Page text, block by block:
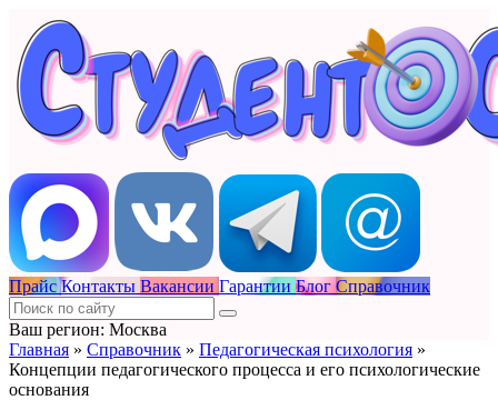
Прайс Контакты Вакансии Гарантии Блог Справочник
Ваш регион: Москва
Главная » Справочник » Педагогическая психология »
Концепции педагогического процесса и его психологические
основания